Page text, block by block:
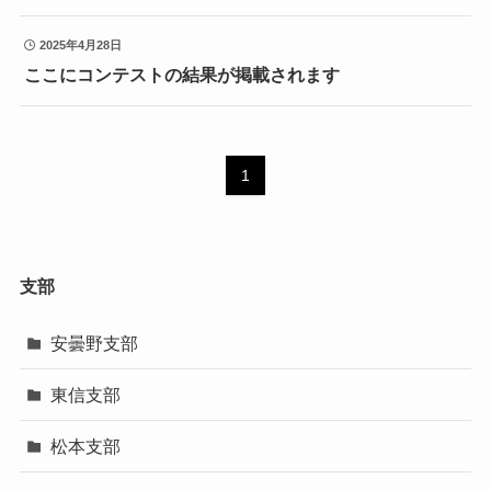
2025年4月28日
ここにコンテストの結果が掲載されます
1
支部
安曇野支部
東信支部
松本支部